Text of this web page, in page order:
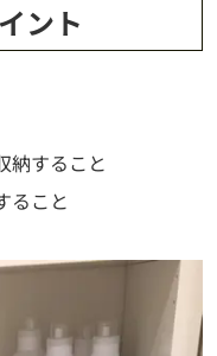
ント
納すること
ること